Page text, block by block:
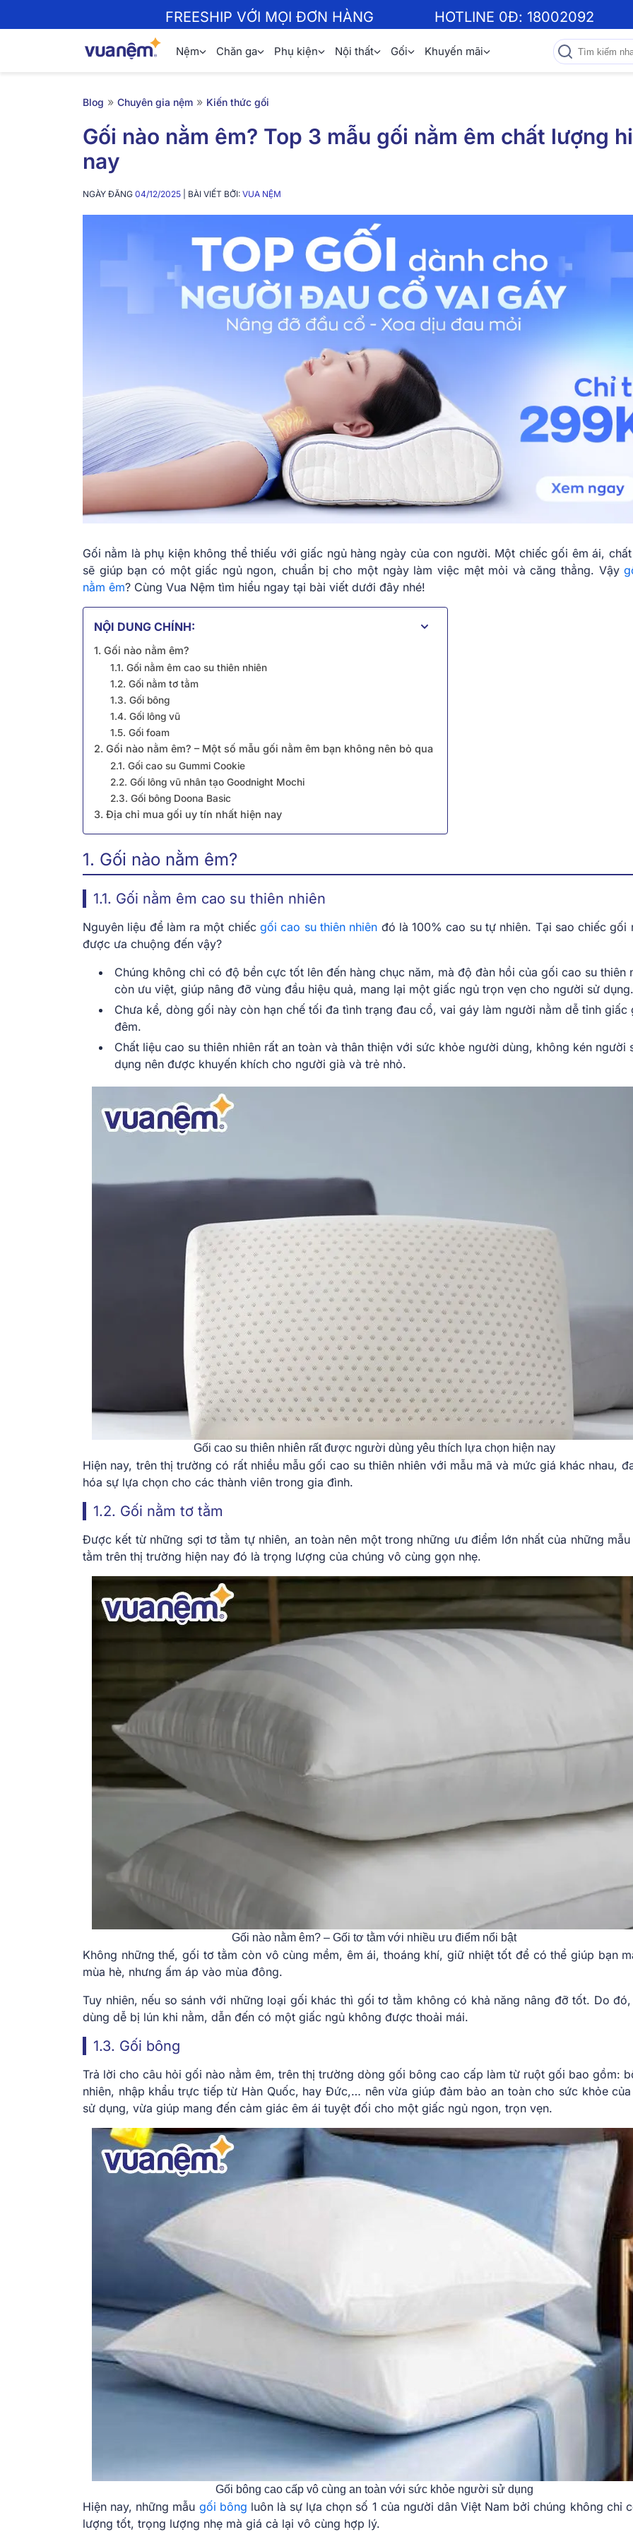
FREESHIP VỚI MỌI ĐƠN HÀNG HOTLINE 0Đ: 18002092
Nệm Chăn ga Phụ kiện Nội thất Gối Khuyến mãi
Blog » Chuyên gia nệm » Kiến thức gối
Gối nào nằm êm? Top 3 mẫu gối nằm êm chất lượng
nay
NGÀY ĐĂNG 04/12/2025 | BÀI VIẾT BỞI: VUA NỆM
Gối nằm là phụ kiện không thể thiếu với giấc ngủ hàng ngày của con người. Một chiếc gối êm ái,
sẽ giúp bạn có một giấc ngủ ngon, chuẩn bị cho một ngày làm việc mệt mỏi và căng thẳng. Vậy
nằm êm? Cùng Vua Nệm tìm hiểu ngay tại bài viết dưới đây nhé!
NỘI DUNG CHÍNH:
1. Gối nào nằm êm?
1.1. Gối nằm êm cao su thiên nhiên
1.2. Gối nằm tơ tằm
1.3. Gối bông
1.4. Gối lông vũ
1.5. Gối foam
2. Gối nào nằm êm? – Một số mẫu gối nằm êm bạn không nên bỏ qua
2.1. Gối cao su Gummi Cookie
2.2. Gối lông vũ nhân tạo Goodnight Mochi
2.3. Gối bông Doona Basic
3. Địa chỉ mua gối uy tín nhất hiện nay
1. Gối nào nằm êm?
1.1. Gối nằm êm cao su thiên nhiên
Nguyên liệu để làm ra một chiếcgối cao su thiên nhiên đó là 100% cao su tự nhiên. Tại sao chiếc gối
được ưa chuộng đến vậy?
Chúng không chỉ có độ bền cực tốt lên đến hàng chục năm, mà độ đàn hồi của gối cao su thiên
còn ưu việt, giúp nâng đỡ vùng đầu hiệu quả, mang lại một giấc ngủ trọn vẹn cho người sử dụng.
Chưa kể, dòng gối này còn hạn chế tối đa tình trạng đau cổ, vai gáy làm người nằm dễ tỉnh giấc
đêm.
Chất liệu cao su thiên nhiên rất an toàn và thân thiện với sức khỏe người dùng, không kén người
dụng nên được khuyến khích cho người già và trẻ nhỏ.
Gối cao su thiên nhiên rất được người dùng yêu thích lựa chọn hiện nay
Hiện nay, trên thị trường có rất nhiều mẫu gối cao su thiên nhiên với mẫu mã và mức giá khác nhau,
hóa sự lựa chọn cho các thành viên trong gia đình.
1.2. Gối nằm tơ tằm
Được kết từ những sợi tơ tằm tự nhiên, an toàn nên một trong những ưu điểm lớn nhất của những
tằm trên thị trường hiện nay đó là trọng lượng của chúng vô cùng gọn nhẹ.
Gối nào nằm êm? – Gối tơ tằm với nhiều ưu điểm nổi bật
Không những thế, gối tơ tằm còn vô cùng mềm, êm ái, thoáng khí, giữ nhiệt tốt để có thể giúp bạn
mùa hè, nhưng ấm áp vào mùa đông.
Tuy nhiên, nếu so sánh với những loại gối khác thì gối tơ tằm không có khả năng nâng đỡ tốt. Do
dùng dễ bị lún khi nằm, dẫn đến có một giấc ngủ không được thoải mái.
1.3. Gối bông
Trả lời cho câu hỏi gối nào nằm êm, trên thị trường dòng gối bông cao cấp làm từ ruột gối bao gồm:
nhiên, nhập khẩu trực tiếp từ Hàn Quốc, hay Đức,… nên vừa giúp đảm bảo an toàn cho sức khỏe
sử dụng, vừa giúp mang đến cảm giác êm ái tuyệt đối cho một giấc ngủ ngon, trọn vẹn.
Gối bông cao cấp vô cùng an toàn với sức khỏe người sử dụng
Hiện nay, những mẫu gối bông luôn là sự lựa chọn số 1 của người dân Việt Nam bởi chúng không chỉ
lượng tốt, trọng lượng nhẹ mà giá cả lại vô cùng hợp lý.